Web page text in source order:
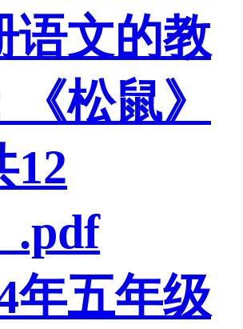
语文的教
《松鼠》
12
.pdf
年五年级